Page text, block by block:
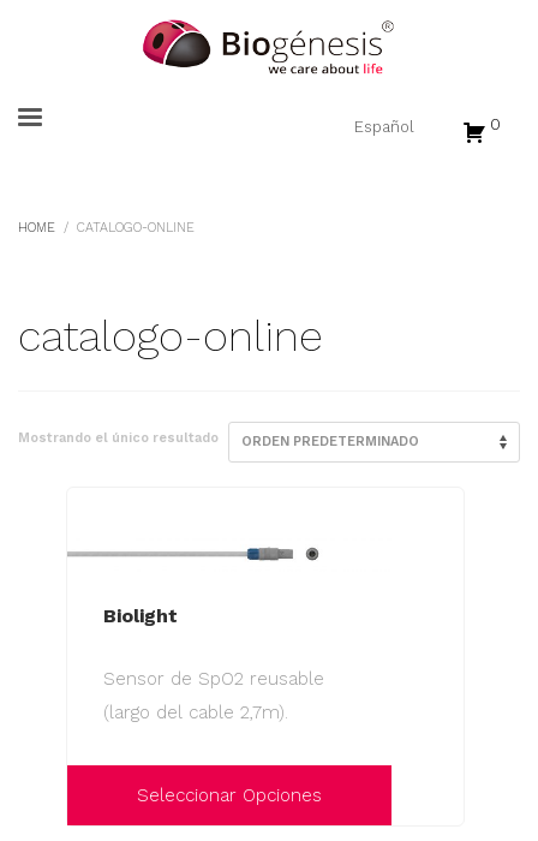
0
HOME CATALOGO-ONLINE
catalogo-online
Mostrando el único resultado
Biolight
Sensor de SpO2 reusable
(largo del cable 2,7m).
Seleccionar Opciones